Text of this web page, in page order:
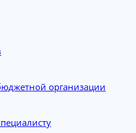
организации